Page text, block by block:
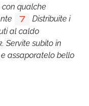
con qualche
7
Distribuite i
al caldo
Servite subito in
assaporatelo bello